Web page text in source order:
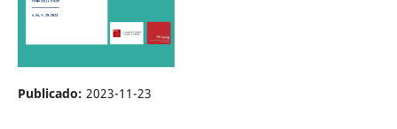
Publicado: 2023-11-23